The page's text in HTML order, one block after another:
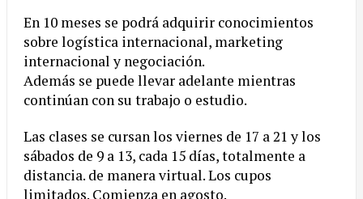
En 10 meses se podrá adquirir conocimientos
sobre logística internacional, marketing
internacional y negociación.
Además se puede llevar adelante mientras
continúan con su trabajo o estudio.
Las clases se cursan los viernes de 17 a 21 y los
sábados de 9 a 13, cada 15 días, totalmente a
distancia. de manera virtual. Los cupos
limitados. Comienza en agosto.